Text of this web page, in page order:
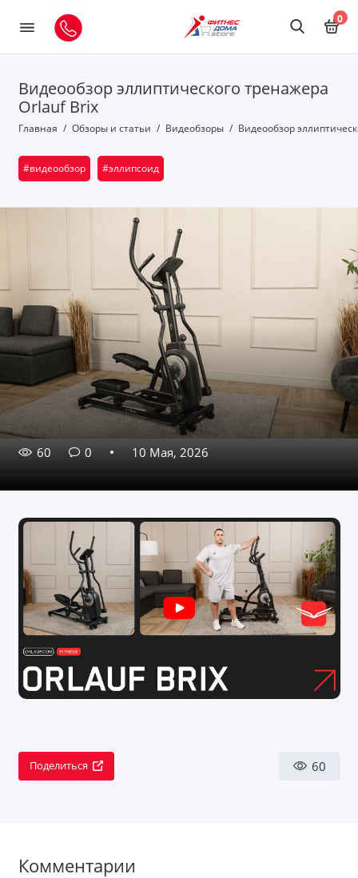
0
Видеообзор эллиптического тренажера
Orlauf Brix
Главная Обзоры и статьи Видеобзоры Видеообзор
#видеообзор #эллипсоид
60 0 10 Мая, 2026
Поделиться 60
Комментарии